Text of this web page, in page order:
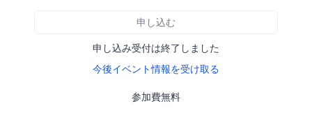
申し込む
申し込み受付は終了しました
今後イベント情報を受け取る
参加費無料